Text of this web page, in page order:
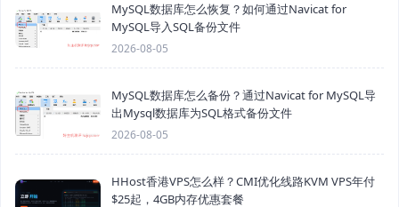
MySQL数据库怎么恢复？如何通过Navicat for
MySQL导入SQL备份文件
2026-08-05
MySQL数据库怎么备份？通过Navicat for MySQL导
出Mysql数据库为SQL格式备份文件
2026-08-05
HHost香港VPS怎么样？CMI优化线路KVM VPS年付
$25起，4GB内存优惠套餐